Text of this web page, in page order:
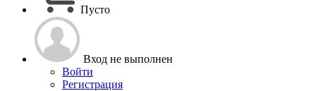
Пусто
Вход не выполнен
Войти
Регистрация